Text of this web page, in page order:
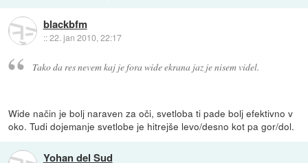
blackbfm
::22. jan 2010, 22:17
Tako da res nevem kaj je fora wide ekrana jaz je nisem videl.
Wide način je bolj naraven za oči, svetloba ti pade bolj efektivno v
oko. Tudi dojemanje svetlobe je hitrejše levo/desno kot pa gor/dol.
Yohan del Sud